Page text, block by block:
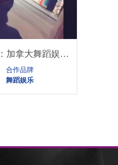
TikTok网红推荐：加拿大舞蹈娱乐kol达人
合作品牌
舞蹈娱乐